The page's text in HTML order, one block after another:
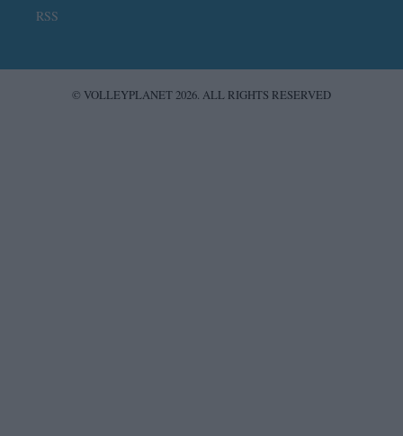
RSS
© VOLLEYPLANET 2026. ALL RIGHTS RESERVED